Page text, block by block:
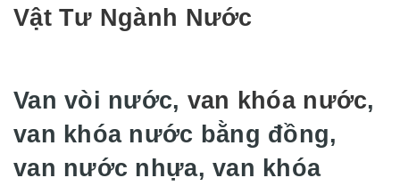
Vật Tư Ngành Nước
Van vòi nước, van khóa nước,
van khóa nước bằng đồng,
van nước nhựa, van khóa